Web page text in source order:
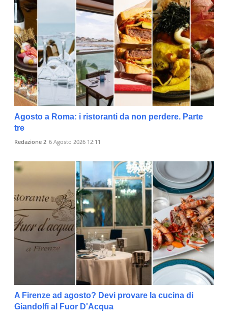
Agosto a Roma: i ristoranti da non perdere. Parte
tre
Redazione 2 6 Agosto 2026 12:11
A Firenze ad agosto? Devi provare la cucina di
Giandolfi al Fuor D'Acqua